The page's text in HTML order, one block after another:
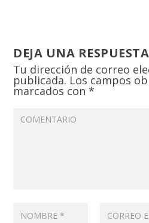
DEJA UNA RESPUESTA
Tu dirección de correo
publicada. Los campos
marcados con*